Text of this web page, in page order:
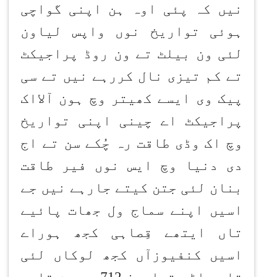
نیں کہ پئی اوہ ہن اپنی گواچی
ہوئی تواریخ نوں واپس لیاون
لئی ون بیلٹ تے ون روڈ پراجیکٹ
تے کم تیزی نال کررہے نیں تے سی
پیک وی ایسے کھیتر وچ ہون آلااک
پراجیکٹ اے چینی اپنی تواریخ
وچ اک وڈی طاقت رہ چُکے سن تے اج
دی دنیا وچ ایس نوں فیر طاقت
بنان لئی جتن کیتے جارہے نیں جے
اسیں اپنے سماج ول جھات پائیے
تاں ایتھے قِصاہی کجھ ہوراے
اسیں کنفیوزآں کجھ لوکاں لئی